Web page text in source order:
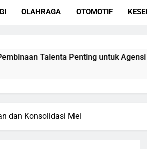
BGN Dismisses 66
OLAHRAGA OTOMOTIF
Penting untuk Agensi
dan Konsolidasi Mei